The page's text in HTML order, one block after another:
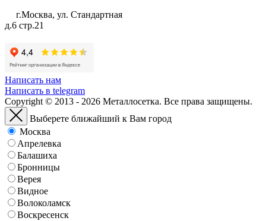
г.Москва, ул. Стандартная
д.6 стр.21
Написать нам
Написать в telegram
Copyright © 2013 - 2026 Металлосетка. Все права защищены.
Выберете ближайший к Вам город
Москва
Апрелевка
Балашиха
Бронницы
Верея
Видное
Волоколамск
Воскресенск